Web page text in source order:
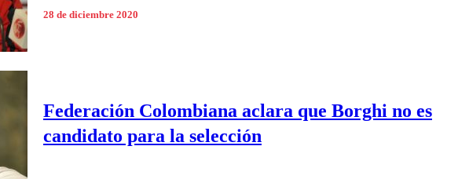
28 de diciembre 2020
Federación Colombiana aclara que Borghi no es
candidato para la selección